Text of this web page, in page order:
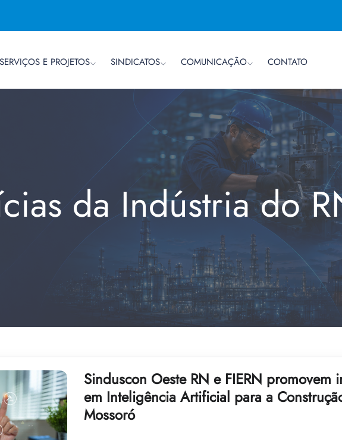
SERVIÇOS E PROJETOS SINDICATOS COMUNICAÇÃO CONTATO
da Indústria do
Sinduscon Oeste RN e FIERN promovem
em Inteligência Artificial para a
Mossoró